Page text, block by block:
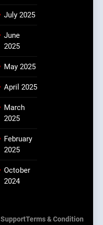
July 2025
June
2025
May 2025
April 2025
March
2025
February
2025
October
2024
SupportTerms & Condition